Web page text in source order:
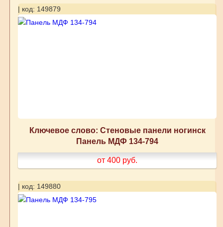
| код: 149879
Ключевое слово: Стеновые панели ногинск
Панель МДФ 134-794
от 400 руб.
| код: 149880